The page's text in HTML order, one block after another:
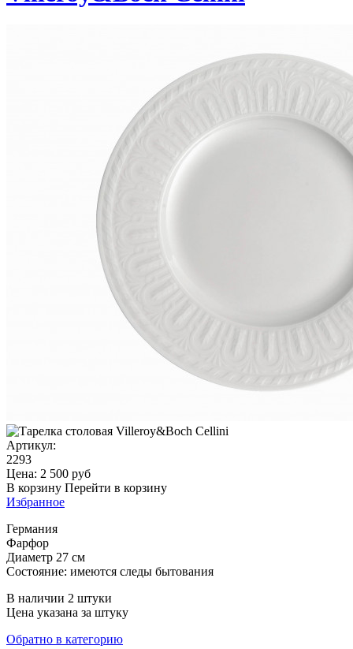
Артикул:
2293
Цена: 2 500 руб
В корзину Перейти в корзину
Избранное
Германия
Фарфор
Диаметр 27 см
Состояние: имеются следы бытования
В наличии 2 штуки
Цена указана за штуку
Обратно в категорию